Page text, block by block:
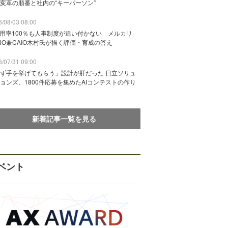
革の順番と社内の“キーパーソン”
08/03 08:00
率100％も人事制度が追い付かない メルカリ
兼CAIO木村氏が描く評価・育成の答え
07/31 09:00
ず手を挙げてもらう」設計が肝だった 日立ソリュ
ンズ、1800件応募を集めたAIコンテストの作り
新着記事一覧を見る
ント